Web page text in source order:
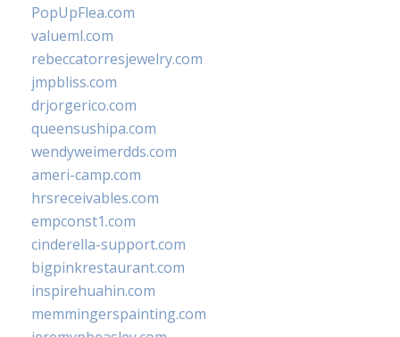
PopUpFlea.com
valueml.com
rebeccatorresjewelry.com
jmpbliss.com
drjorgerico.com
queensushipa.com
wendyweimerdds.com
ameri-camp.com
hrsreceivables.com
empconst1.com
cinderella-support.com
bigpinkrestaurant.com
inspirehuahin.com
memmingerspainting.com